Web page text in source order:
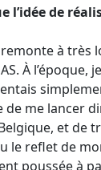
l’idée de
à très
À
me lancer
et de
le reflet de
poussée à